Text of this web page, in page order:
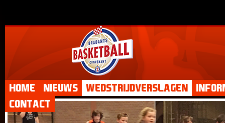
Home Nieuws Wedstrijdverslagen
Contact